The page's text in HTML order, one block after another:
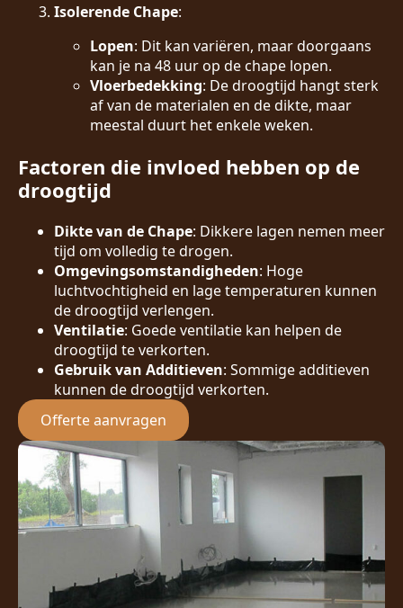
Isolerende Chape:
Lopen: Dit kan variëren, maar doorgaans
kan je na 48 uur op de chape lopen.
Vloerbedekking: De droogtijd hangt sterk
af van de materialen en de dikte, maar
meestal duurt het enkele weken.
Factoren die invloed hebben op de
droogtijd
Dikte van de Chape: Dikkere lagen nemen meer
tijd om volledig te drogen.
Omgevingsomstandigheden: Hoge
luchtvochtigheid en lage temperaturen kunnen
de droogtijd verlengen.
Ventilatie: Goede ventilatie kan helpen de
droogtijd te verkorten.
Gebruik van Additieven: Sommige additieven
kunnen de droogtijd verkorten.
Offerte aanvragen